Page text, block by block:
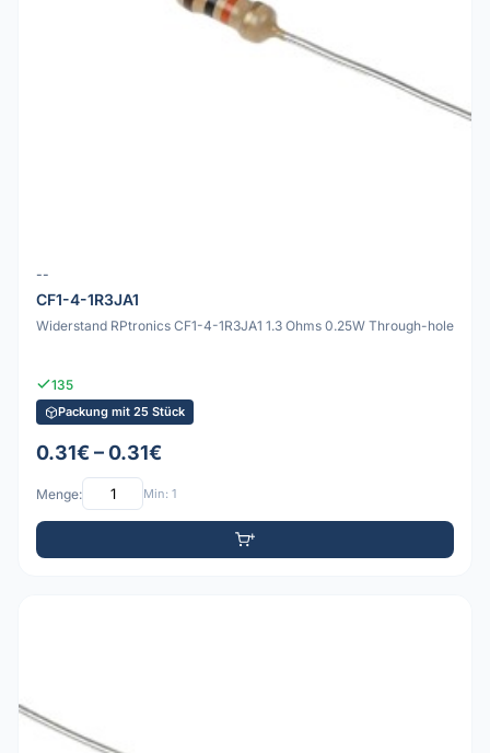
--
CF1-4-1R3JA1
Widerstand RPtronics CF1-4-1R3JA1 1.3 Ohms 0.25W Through-hole
135
Packung mit 25 Stück
0.31€ – 0.31€
Menge: Min: 1